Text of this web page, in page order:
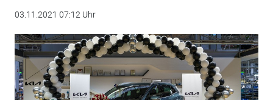
03.11.2021 07:12 Uhr